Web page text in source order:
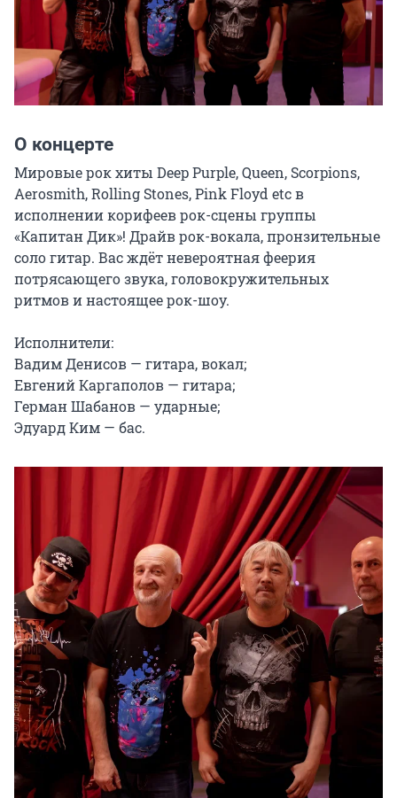
О концерте
Мировые рок хиты Deep Purple, Queen, Scorpions,
Aerosmith, Rolling Stones, Pink Floyd etc в
исполнении корифеев рок-сцены группы
«Капитан Дик»! Драйв рок-вокала, пронзительные
соло гитар. Вас ждёт невероятная феерия
потрясающего звука, головокружительных
ритмов и настоящее рок-шоу.
Исполнители:
Вадим Денисов — гитара, вокал;
Евгений Каргаполов — гитара;
Герман Шабанов — ударные;
Эдуард Ким — бас.